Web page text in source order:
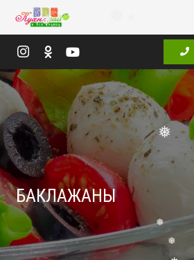
❅
❅
БАКЛАЖАНЫ